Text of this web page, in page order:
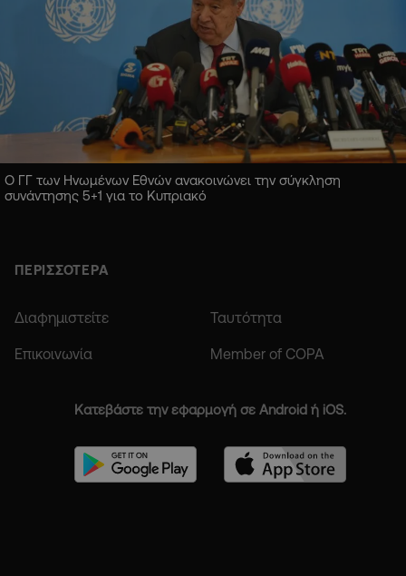
Ο ΓΓ των Ηνωμένων Εθνών ανακοινώνει την σύγκληση
συνάντησης 5+1 για το Κυπριακό
ΠΕΡΙΣΣΟΤΕΡΑ
Διαφημιστείτε Ταυτότητα
Επικοινωνία Member of COPA
Κατεβάστε την εφαρμογή σε Android ή iOS.